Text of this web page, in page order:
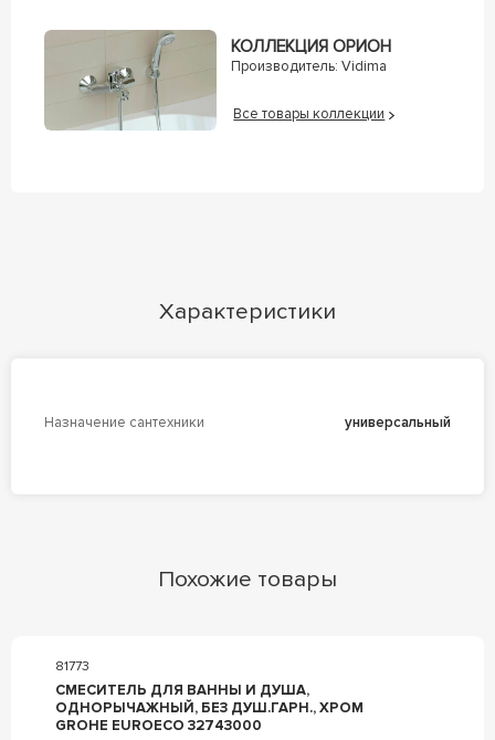
КОЛЛЕКЦИЯ ОРИОН
Производитель: Vidima
Все товары коллекции
Характеристики
Назначение сантехники универсальный
Похожие товары
81773
СМЕСИТЕЛЬ ДЛЯ ВАННЫ И ДУША,
ОДНОРЫЧАЖНЫЙ, БЕЗ ДУШ.ГАРН., ХРОМ
GROHE EUROECO 32743000